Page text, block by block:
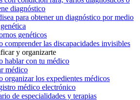
diagnóstico
para obtener un diagnóstico por medio
genéticos
comprender las discapacidades invisibles
y organizarte
hablar con tu médico
médico
organizar los expedientes médicos
médico electrónico
de especialidades y terapias